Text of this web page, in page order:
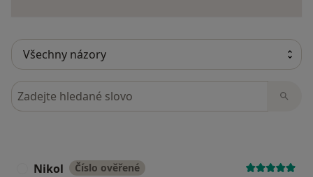
Hledejte v názorech
Nikol Číslo ověřené